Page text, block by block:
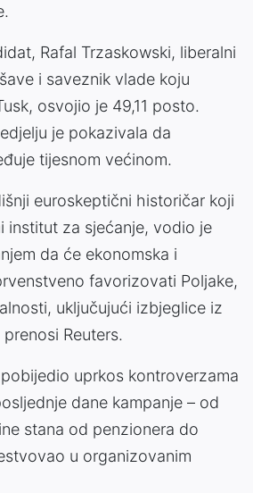
Rafal Trzaskowski, liberalni
i saveznik vlade koju
osvojio je 49,11 posto.
je pokazivala da
tijesnom većinom.
euroskeptični historičar koji
institut za sjećanje, vodio je
da će ekonomska i
favorizovati Poljake,
uključujući izbjeglice iz
Reuters.
uprkos kontroverzama
dane kampanje – od
stana od penzionera do
u organizovanim